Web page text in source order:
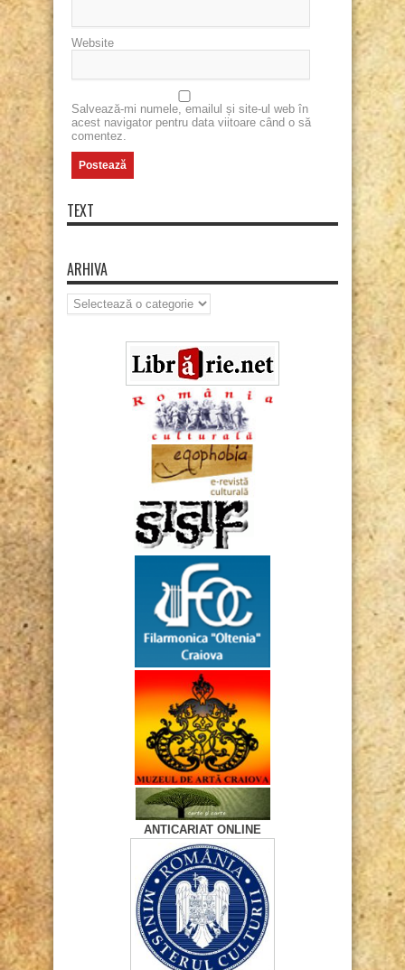
Website
Salvează-mi numele, emailul și site-ul web în
acest navigator pentru data viitoare când o să
comentez.
TEXT
ARHIVA
Arhiva
ANTICARIAT ONLINE